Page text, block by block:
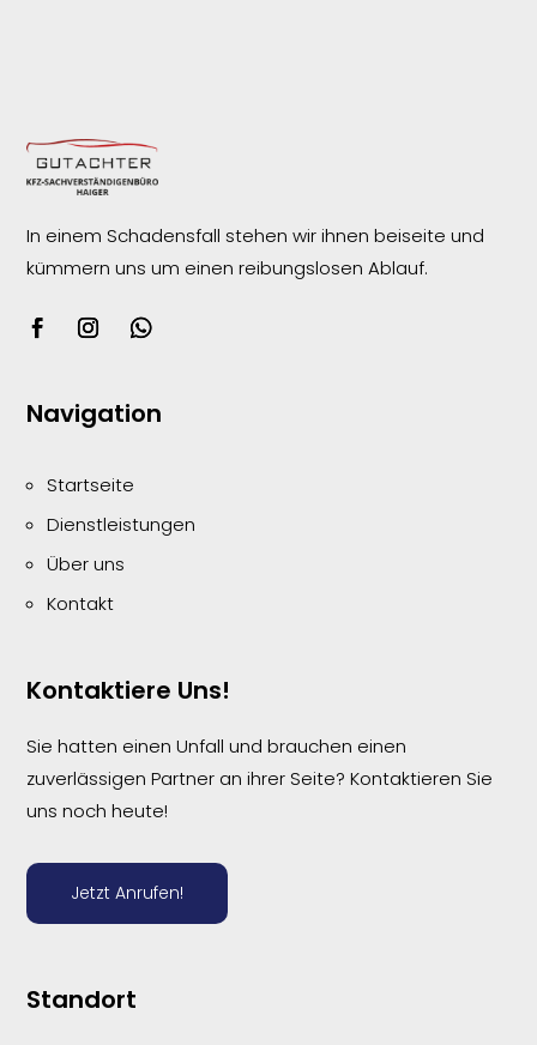
In einem Schadensfall stehen wir ihnen beiseite und
kümmern uns um einen reibungslosenAblauf.
Navigation
Startseite
Dienstleistungen
Über uns
Kontakt
Kontaktiere Uns!
Sie hatten einen Unfall und brauchen einen
zuverlässigen Partner an ihrer Seite? Kontaktieren Sie
uns noch heute!
Jetzt Anrufen!
Standort